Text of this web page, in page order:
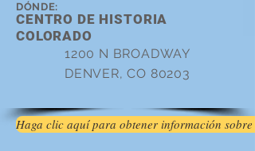
DÓNDE:
CENTRO DE HISTORIA
COLORADO
1200 N BROADWAY
DENVER, CO 80203
Haga clic aquí para obtener información sobre